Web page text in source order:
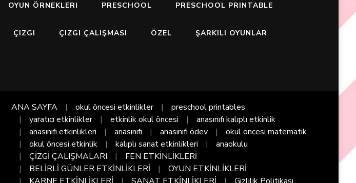
OYUN ÖRNEKLERI PRESCHOOL PRESCHOOL PRINTABLE
ÇIZGI ÇIZGI ÇALIŞMASI ÖZEL ŞARKILI OYUNLAR
ANA SAYFA okul öncesi etkinlikler
preschool printables
yaratıcı etkinlikler
etkinlik okul öncesi
anasınıfı kalıplı etkinlik
anasınıfı etkinlikleri
anasınıfı anasınıfı ödev
okul öncesi matematik
okul öncesi etkinlik
kalıplı sanat etkinlikleri
anaokulu
ÇİZGİ ÇALIŞMALARI
FEN ETKİNLİKLERİ
BELİRLİ GÜNLER ETKİNLİKLERİ
OYUN ETKİNLİKLERİ